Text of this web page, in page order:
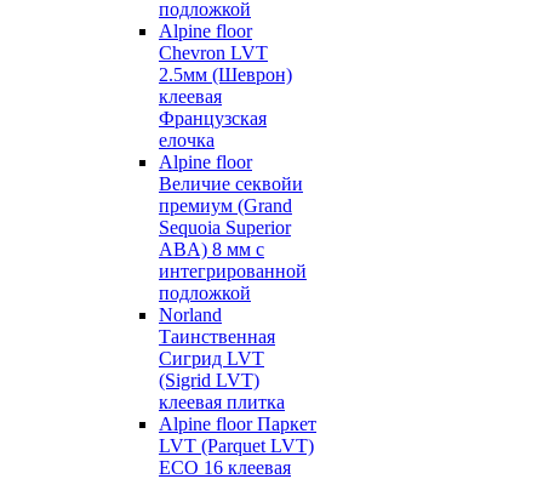
подложкой
Alpine floor
Chevron LVT
2.5мм (Шеврон)
клеевая
Французская
елочка
Alpine floor
Величие секвойи
премиум (Grand
Sequoia Superior
ABA) 8 мм с
интегрированной
подложкой
Norland
Таинственная
Сигрид LVT
(Sigrid LVT)
клеевая плитка
Alpine floor Паркет
LVT (Parquet LVT)
ECO 16 клеевая